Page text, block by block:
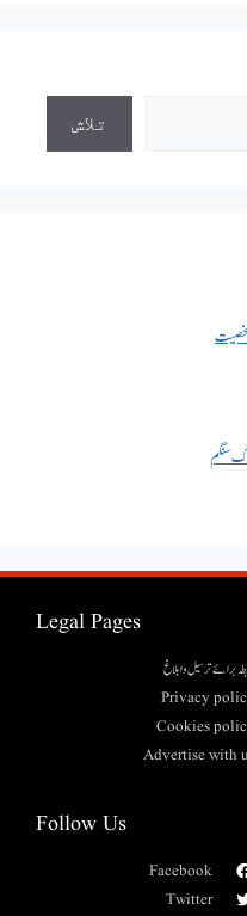
تلاش
شخصیت
سنگم
Legal Pages
برائے ترسیل وابلاغ
Privacy
Cookies
Advertise with
Follow Us
Facebook
Twitter